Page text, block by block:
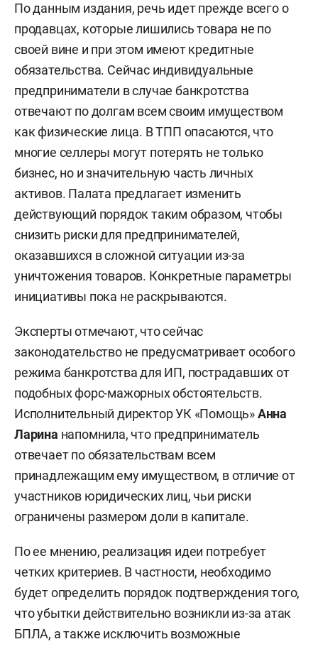
По данным издания, речь идет прежде всего о
продавцах, которые лишились товара не по
своей вине и при этом имеют кредитные
обязательства. Сейчас индивидуальные
предприниматели в случае банкротства
отвечают по долгам всем своим имуществом
как физические лица. В ТПП опасаются, что
многие селлеры могут потерять не только
бизнес, но и значительную часть личных
активов. Палата предлагает изменить
действующий порядок таким образом, чтобы
снизить риски для предпринимателей,
оказавшихся в сложной ситуации из-за
уничтожения товаров. Конкретные параметры
инициативы пока не раскрываются.
Эксперты отмечают, что сейчас
законодательство не предусматривает особого
режима банкротства для ИП, пострадавших от
подобных форс-мажорных обстоятельств.
Исполнительный директор УК «Помощь»Анна
Ларина напомнила, что предприниматель
отвечает по обязательствам всем
принадлежащим ему имуществом, в отличие от
участников юридических лиц, чьи риски
ограничены размером доли в капитале.
По ее мнению, реализация идеи потребует
четких критериев. В частности, необходимо
будет определить порядок подтверждения того,
что убытки действительно возникли из-за атак
БПЛА, а также исключить возможные